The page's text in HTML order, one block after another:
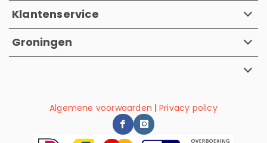
Klantenservice
Groningen
Algemene voorwaarden |Privacy policy